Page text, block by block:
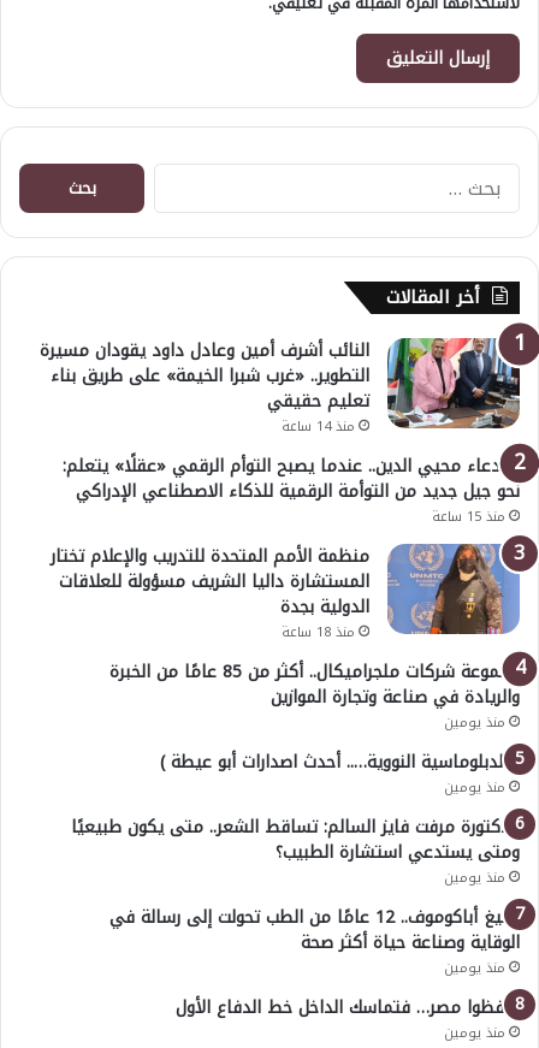
البحث
عن:
أخر المقالات
النائب أشرف أمين وعادل داود يقودان مسيرة
التطوير.. «غرب شبرا الخيمة» على طريق بناء
تعليم حقيقي
منذ 14 ساعة
د. دعاء محيي الدين.. عندما يصبح التوأم الرقمي «عقلًا» يتعلم:
نحو جيل جديد من التوأمة الرقمية للذكاء الاصطناعي الإدراكي
منذ 15 ساعة
منظمة الأمم المتحدة للتدريب والإعلام تختار
المستشارة داليا الشريف مسؤولة للعلاقات
الدولية بجدة
منذ 18 ساعة
مجموعة شركات ملجراميكال.. أكثر من 85 عامًا من الخبرة
والريادة في صناعة وتجارة الموازين
منذ يومين
( الدبلوماسية النووية….. أحدث اصدارات أبو عيطة )
منذ يومين
الدكتورة مرفت فايز السالم: تساقط الشعر.. متى يكون طبيعيًا
ومتى يستدعي استشارة الطبيب؟
منذ يومين
أوليغ أباكوموف.. 12 عامًا من الطب تحولت إلى رسالة في
الوقاية وصناعة حياة أكثر صحة
منذ يومين
احفظوا مصر… فتماسك الداخل خط الدفاع الأول
منذ يومين